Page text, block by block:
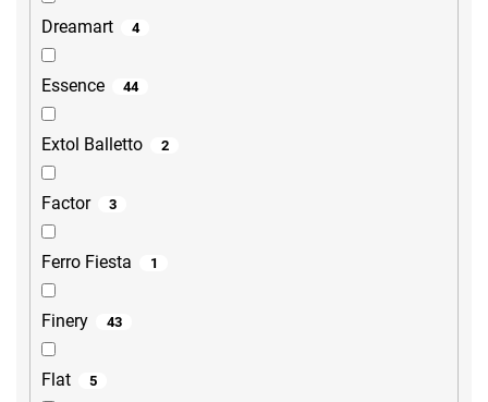
Dreamart 4
Essence 44
Extol Balletto 2
Factor 3
Ferro Fiesta 1
Finery 43
Flat 5